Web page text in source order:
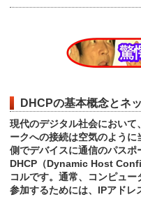
DHCPの基本概念とネ
現代のデジタル社会におい
ークへの接続は空気のよう
側でデバイスに通信のパス
DHCP（Dynamic Host
コルです。通常、コンピュ
参加するためには、IPアドレ